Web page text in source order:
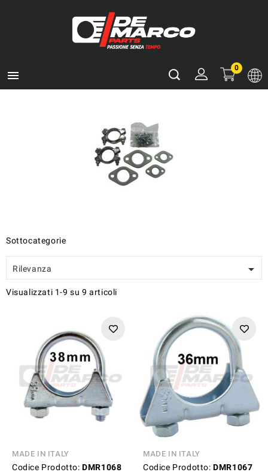

0
Sottocategorie
Rilevanza 
Visualizzati 1-9 su 9 articoli
MADE IN ITALY
Codice Prodotto: DMR1068
MADE IN ITALY
Codice Prodotto: DMR1067